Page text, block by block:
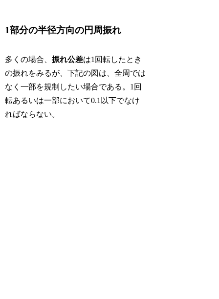
1部分の半径方向の円周振れ
多くの場合、振れ公差は1回転したとき
の振れをみるが、下記の図は、全周では
なく一部を規制したい場合である。1回
転あるいは一部において0.1以下でなけ
ればならない。